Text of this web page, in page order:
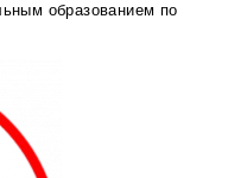
образованием по